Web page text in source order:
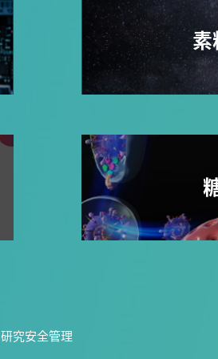
素
研究安全管理